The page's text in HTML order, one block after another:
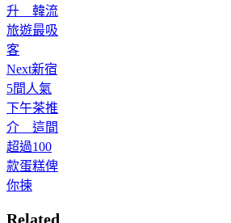
升 韓流
旅遊最吸
客
Next新宿
5間人氣
下午茶推
介 這間
超過100
款蛋糕俾
你揀
Related